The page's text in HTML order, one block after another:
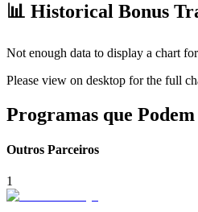
📊 Historical Bonus
Not enough data to display a chart for
Please view on desktop for the full
Programas que
Outros Parceiros
1